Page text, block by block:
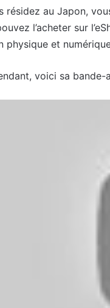
résidez au Japon,
l’acheter sur
physique et
voici sa bande-